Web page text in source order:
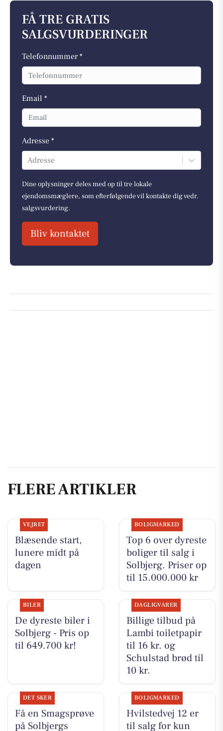
FÅ TRE GRATIS
SALGSVURDERINGER
Telefonnummer *
Email *
Adresse *
Adresse
Dine oplysninger deles med op til tre lokale
ejendomsmæglere, som efterfølgende vil kontakte dig vedr.
salgsvurdering.
Bliv kontaktet
FLERE ARTIKLER
VEJRET
Blæsende start,
lunere midt på
dagen
BOLIGMARKED
Top 6 over dyreste
boliger til salg i
Solbjerg. Priser op
til 15.000.000 kr
BILER
De dyreste biler i
Solbjerg - Pris op
til 649.700 kr!
DAGLIGVARER
Billige tilbud på
Lambi toiletpapir
til 16 kr. og
Schulstad brød til
10 kr.
DET SKER
Få en Smagsprøve
på Solbjergs
BOLIGMARKED
Hvilstedvej 12 er
til salg for kun